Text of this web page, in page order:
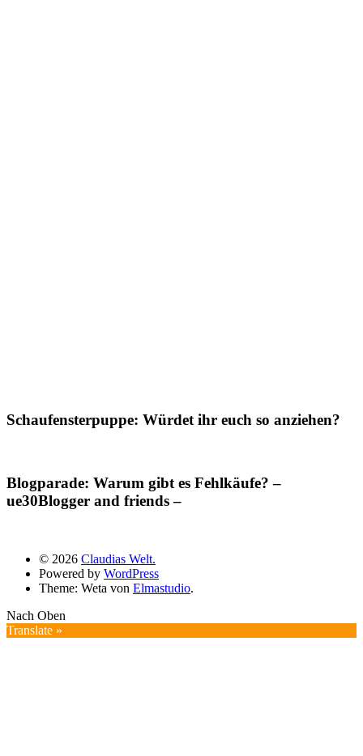
Schaufensterpuppe: Würdet ihr euch so anziehen?
Blogparade: Warum gibt es Fehlkäufe? –
ue30Blogger and friends –
© 2026 Claudias Welt.
Powered by WordPress
Theme: Weta von Elmastudio.
Nach Oben
Translate »